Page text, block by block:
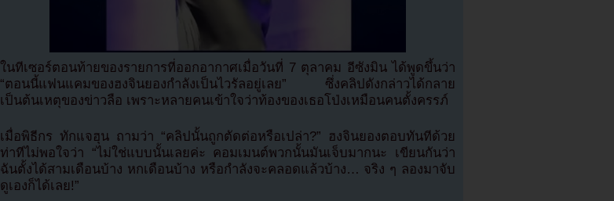
ในทีเซอร์ตอนท้ายของรายการที่ออกอากาศเมื่อวันที่ 7 ตุลาคม อีซังมิน ได้พูดขึ้นว่า
“ตอนนี้แฟนแคมของฮงจินยองกำลังเป็นไวรัลอยู่เลย” ซึ่งคลิปดังกล่าวได้กลาย
เป็นต้นเหตุของข่าวลือ เพราะหลายคนเข้าใจว่าท้องของเธอโป่งเหมือนคนตั้งครรภ์
เมื่อพิธีกร ทักแจฮุน ถามว่า “คลิปนั้นถูกตัดต่อหรือเปล่า?” ฮงจินยองตอบทันทีด้วย
ท่าทีไม่พอใจว่า “ไม่ใช่แบบนั้นเลยค่ะ คอมเมนต์พวกนั้นมันเจ็บมากนะ เขียนกันว่า
ฉันตั้งได้สามเดือนบ้าง หกเดือนบ้าง หรือกำลังจะคลอดแล้วบ้าง… จริง ๆ ลองมาจับ
ดูเองก็ได้เลย!”